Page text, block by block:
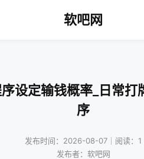
软吧网
设定输钱概率_日常
序
发布时间：2026-08-07｜阅读：1
发布者：软吧网